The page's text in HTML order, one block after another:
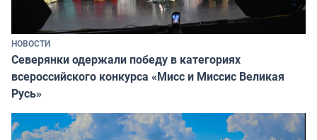
НОВОСТИ
Северянки одержали победу в категориях
всероссийского конкурса «Мисс и Миссис Великая
Русь»